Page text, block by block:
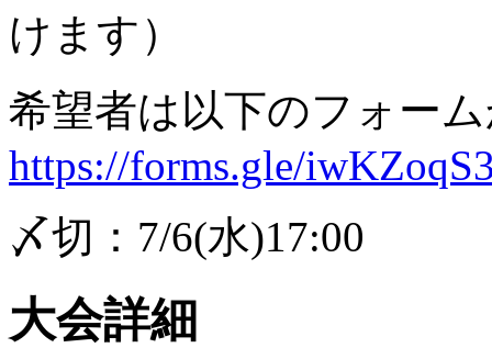
けます）
希望者は以下のフォー
https://forms.gle/
〆切：7/6(水)17:00
大会詳細